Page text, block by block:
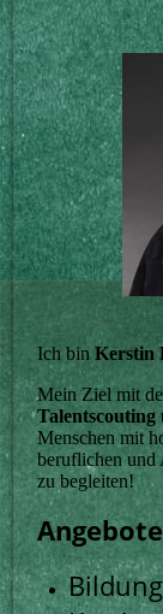
Ich binKerstin
Mein Ziel mit
Talentscouting
Menschen mit
beruflichen und
zu begleiten!
Angebote